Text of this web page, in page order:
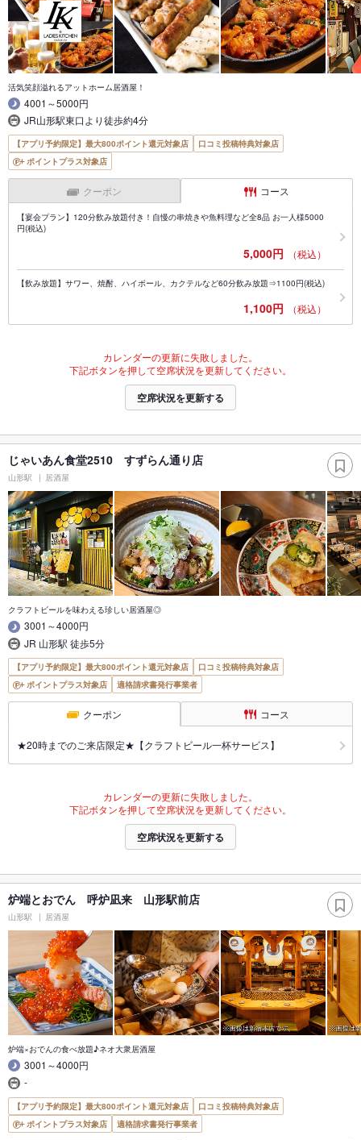
活気笑顔溢れるアットホーム居酒屋！
4001～5000円
JR山形駅東口より徒歩約4分
【アプリ予約限定】最大800ポイント還元対象店
口コミ投稿特典対象店
ポイントプラス対象店
クーポン コース
【宴会プラン】120分飲み放題付き！自慢の串焼きや魚料理など全8品 お一人様5000
円(税込)
5,000円 （税込）
【飲み放題】サワー、焼酎、ハイボール、カクテルなど60分飲み放題⇒1100円(税込)
1,100円 （税込）
カレンダーの更新に失敗しました。
下記ボタンを押して空席状況を更新してください。
空席状況を更新する
じゃいあん食堂2510 すずらん通り店
山形駅 居酒屋
クラフトビールを味わえる珍しい居酒屋◎
3001～4000円
JR 山形駅 徒歩5分
【アプリ予約限定】最大800ポイント還元対象店
口コミ投稿特典対象店
ポイントプラス対象店
適格請求書発行事業者
クーポン コース
★20時までのご来店限定★【クラフトビール一杯サービス】
カレンダーの更新に失敗しました。
下記ボタンを押して空席状況を更新してください。
空席状況を更新する
炉端とおでん 呼炉凪来 山形駅前店
山形駅 居酒屋
炉端×おでんの食べ放題♪ネオ大衆居酒屋
3001～4000円
-
【アプリ予約限定】最大800ポイント還元対象店
口コミ投稿特典対象店
ポイントプラス対象店
適格請求書発行事業者